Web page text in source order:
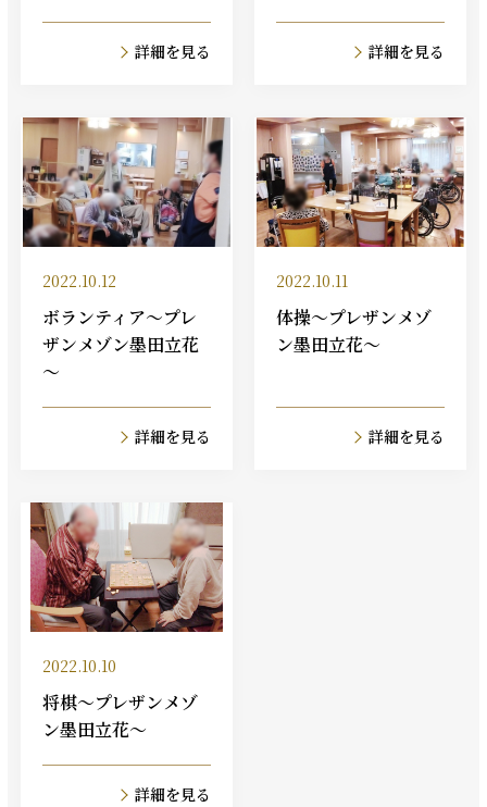
詳細を見る 詳細を見る
2022.10.12
ボランティア～プレ
ザンメゾン墨田立花
～
詳細を見る
2022.10.11
体操～プレザンメゾ
ン墨田立花～
詳細を見る
2022.10.10
将棋～プレザンメゾ
ン墨田立花～
詳細を見る